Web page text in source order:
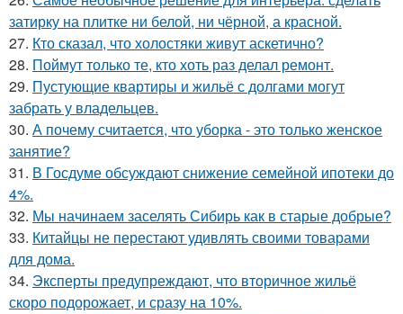
затирку на плитке ни белой, ни чёрной, а красной.
27. Кто сказал, что холостяки живут аскетично?
28. Поймут только те, кто хоть раз делал ремонт.
29. Пустующие квартиры и жильё с долгами могут
забрать у владельцев.
30. А почему считается, что уборка - это только женское
занятие?
31. В Госдуме обсуждают снижение семейной ипотеки до
4%.
32. Мы начинаем заселять Сибирь как в старые добрые?
33. Китайцы не перестают удивлять своими товарами
для дома.
34. Эксперты предупреждают, что вторичное жильё
скоро подорожает, и сразу на 10%.